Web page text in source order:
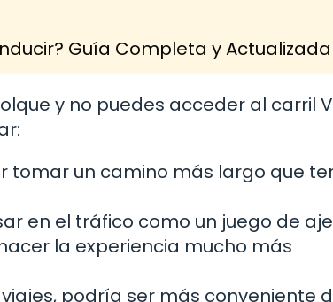
Guía Completa y Actualizada
y no puedes acceder al carril
tomar un camino más largo que
en el tráfico como un juego de
la experiencia mucho más
podría ser más conveniente